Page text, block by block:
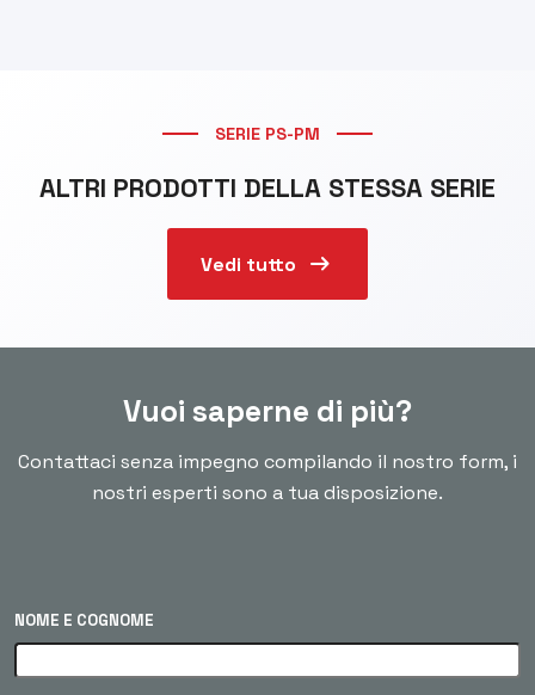
SERIE PS-PM
ALTRI PRODOTTI DELLA STESSA SERIE
Vedi tutto arrow_right_alt
Vuoi saperne di più?
Contattaci senza impegno compilando il nostro form, i
nostri esperti sono a tua disposizione.
NOME E COGNOME